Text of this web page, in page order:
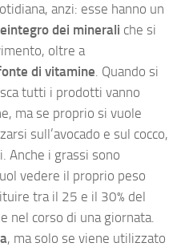
anzi: esse hanno un
dei minerali che si
oltre a
di vitamine . Quando si
tutti i prodotti vanno
ma se proprio si vuole
sull’avocado e sul cocco,
Anche i grassi sono
vedere il proprio peso
tra il 25 e il 30% del
nel corso di una giornata.
, ma solo se viene utilizzato